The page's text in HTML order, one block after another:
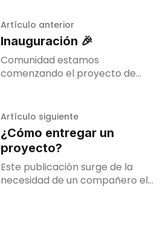
Artículo anterior
Inauguración 🎉
Comunidad estamos
comenzando el proyecto de
contenido para todas aquellas
personas que quieran
comenzar su emprendimiento
Artículo siguiente
¿Cómo entregar un
proyecto?
Este publicación surge de la
necesidad de un compañero el